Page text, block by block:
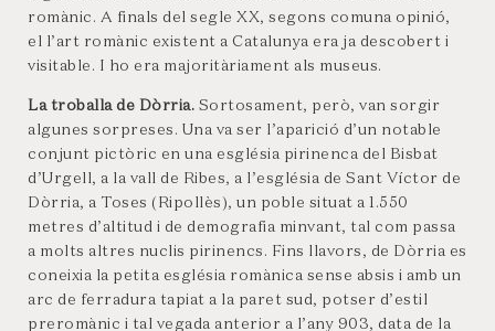
romànic. A finals del segle XX, segons comuna opinió,
el l’art romànic existent a Catalunya era ja descobert i
visitable. I ho era majoritàriament als museus.
La troballa de Dòrria. Sortosament, però, van sorgir
algunes sorpreses. Una va ser l’aparició d’un notable
conjunt pictòric en una església pirinenca del Bisbat
d’Urgell, a la vall de Ribes, a l’església de Sant Víctor de
Dòrria, a Toses (Ripollès), un poble situat a 1.550
metres d’altitud i de demografia minvant, tal com passa
a molts altres nuclis pirinencs. Fins llavors, de Dòrria es
coneixia la petita església romànica sense absis i amb un
arc de ferradura tapiat a la paret sud, potser d’estil
preromànic i tal vegada anterior a l’any 903, data de la